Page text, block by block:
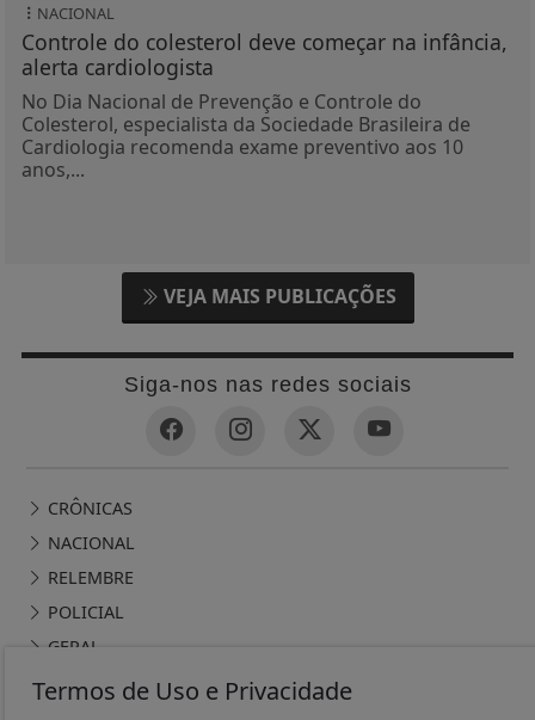
NACIONAL
Controle do colesterol deve começar na infância,
alerta cardiologista
No Dia Nacional de Prevenção e Controle do
Colesterol, especialista da Sociedade Brasileira de
Cardiologia recomenda exame preventivo aos 10
anos,...
VEJA MAIS PUBLICAÇÕES
Siga-nos nas redes sociais
CRÔNICAS
NACIONAL
RELEMBRE
POLICIAL
GERAL
POLÍTICA
Termos de Uso e Privacidade